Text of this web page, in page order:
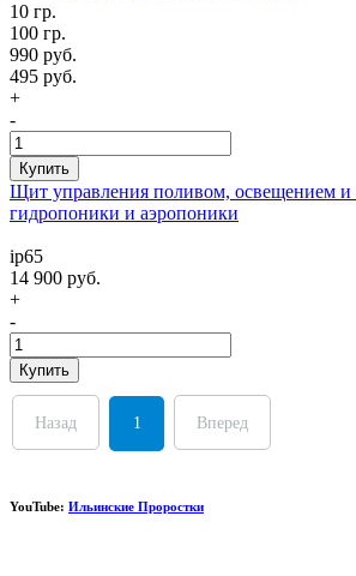
10 гр.
100 гр.
990 руб.
495 руб.
+
-
Купить
Щит управления поливом, освещением и
гидропоники и аэропоники
ip65
14 900 руб.
+
-
Купить
Назад 1 Вперед
YouTube: Ильинские Проростки